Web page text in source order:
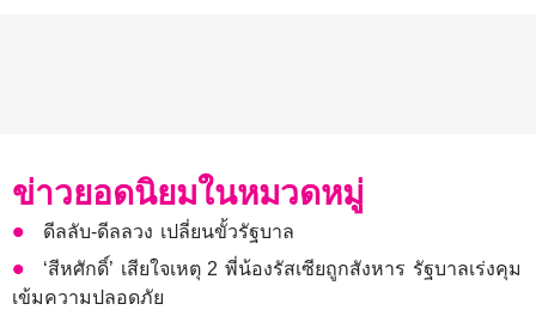
ข่าวยอดนิยมในหมวดหมู่
ดีลลับ-ดีลลวง เปลี่ยนขั้วรัฐบาล
‘สีหศักดิ์’ เสียใจเหตุ 2 พี่น้องรัสเซียถูกสังหาร รัฐบาลเร่งคุม
เข้มความปลอดภัย